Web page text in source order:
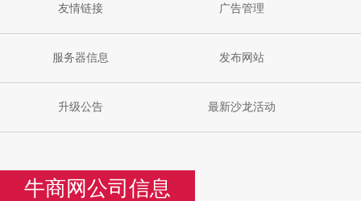
友情链接 广告管理
服务器信息 发布网站
升级公告 最新沙龙活动
牛商网公司信息